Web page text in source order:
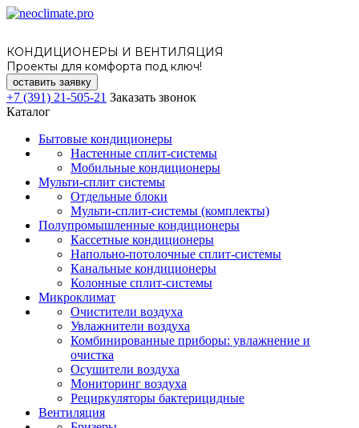
КОНДИЦИОНЕРЫ И ВЕНТИЛЯЦИЯ
Проекты для комфорта под ключ!
оставить заявку
+7 (391) 21-505-21 Заказать звонок
Каталог
Бытовые кондиционеры
Настенные сплит-системы
Мобильные кондиционеры
Мульти-сплит системы
Отдельные блоки
Мульти-сплит-системы (комплекты)
Полупромышленные кондиционеры
Кассетные кондиционеры
Напольно-потолочные сплит-системы
Канальные кондиционеры
Колонные сплит-системы
Микроклимат
Очистители воздуха
Увлажнители воздуха
Комбинированные приборы: увлажнение и
очистка
Осушители воздуха
Мониторинг воздуха
Рециркуляторы бактерицидные
Вентиляция